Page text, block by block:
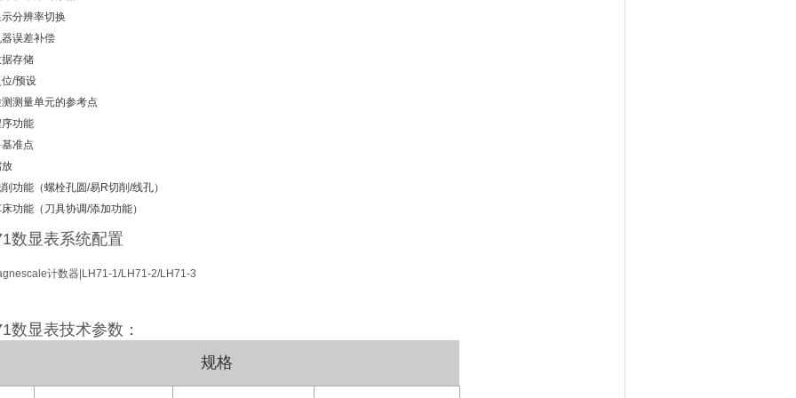
分辨率切换
误差补偿
存储
/预设
测量单元的参考点
功能
准点
功能（螺栓孔圆/易R切削/线孔）
功能（刀具协调/添加功能）
数显表系统配置
数显表技术参数：
规格